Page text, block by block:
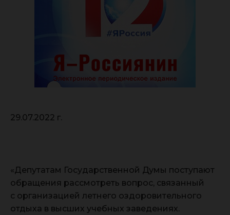
29.07.2022 г.
«Депутатам Государственной Думы поступают
обращения рассмотреть вопрос, связанный
с организацией летнего оздоровительного
отдыха в высших учебных заведениях.